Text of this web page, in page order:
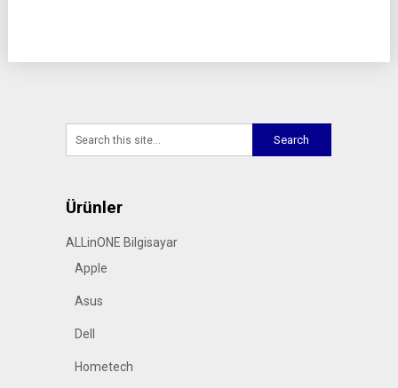
Ürünler
ALLinONE Bilgisayar
Apple
Asus
Dell
Hometech